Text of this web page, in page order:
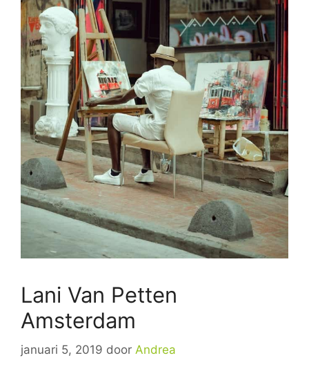
Lani Van Petten
Amsterdam
januari 5, 2019 door Andrea